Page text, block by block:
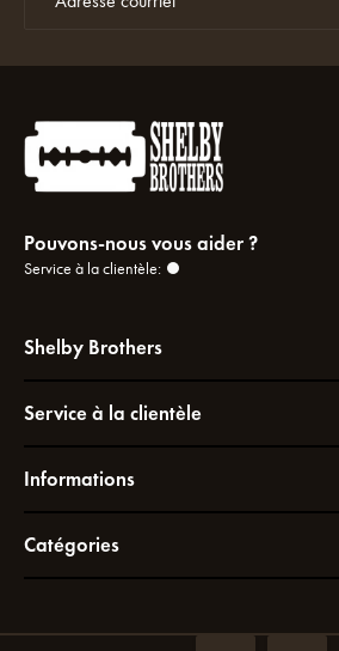
Pouvons-nous vous aider ?
Service à la clientèle:
Shelby Brothers
Service à la clientèle
Informations
Catégories